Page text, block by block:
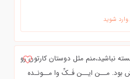
شوید
نباشید،منم مثل دوستان کارتون رو
مــن ایــن فَـکِّ وا مــونـده